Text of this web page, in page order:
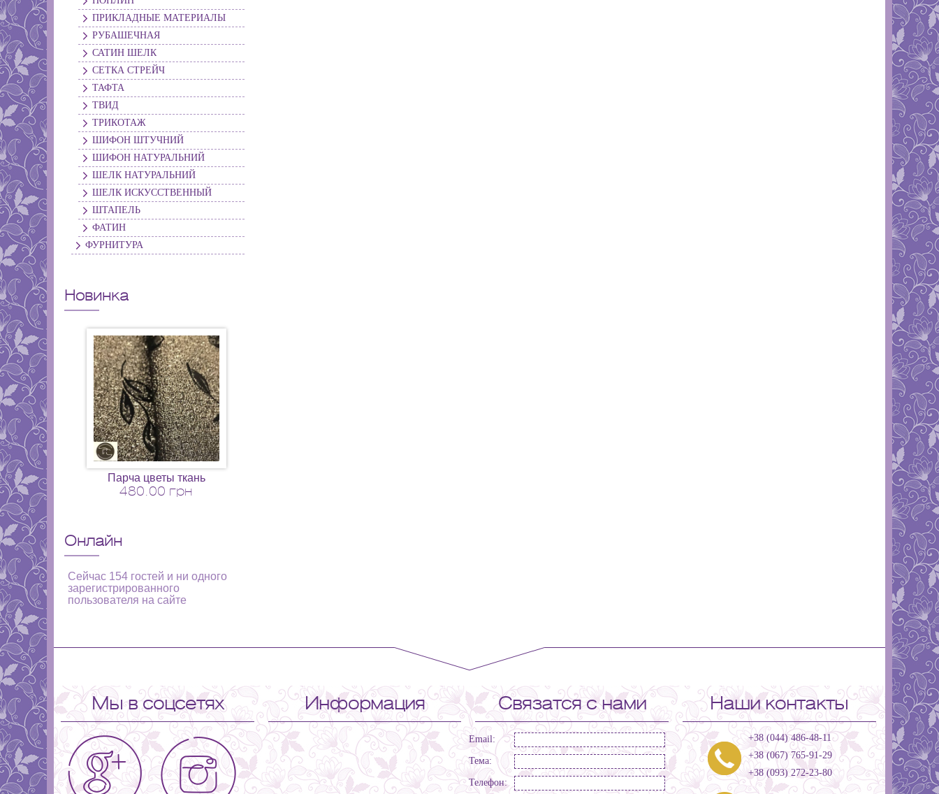
ПРИКЛАДНЫЕ МАТЕРИАЛЫ
РУБАШЕЧНАЯ
САТИН ШЕЛК
СЕТКА СТРЕЙЧ
ТАФТА
ТВИД
ТРИКОТАЖ
ШИФОН ШТУЧНИЙ
ШИФОН НАТУРАЛЬНИЙ
ШЕЛК НАТУРАЛЬНИЙ
ШЕЛК ИСКУССТВЕННЫЙ
ШТАПЕЛЬ
ФАТИН
ФУРНИТУРА
Новинка
Парча цветы ткань
480.00 грн
Онлайн
Сейчас 154 гостей и ни одного
зарегистрированного
пользователя на сайте
Мы в соцсетях Информация Связатся с нами
Email:
Тема:
Телефон:
Наши контакты
+38 (044) 486-48-11
+38 (067) 765-91-29
+38 (093) 272-23-80